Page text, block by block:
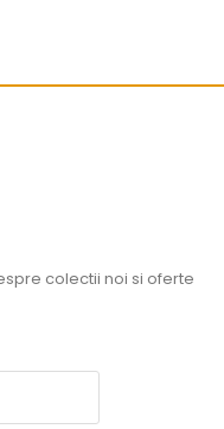
colectii noi si oferte